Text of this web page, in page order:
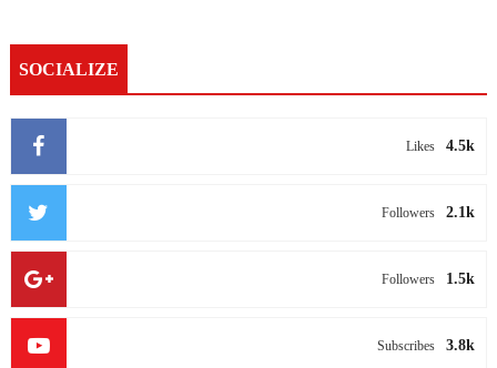
SOCIALIZE
4.5k
Likes
2.1k
Followers
1.5k
Followers
3.8k
Subscribes